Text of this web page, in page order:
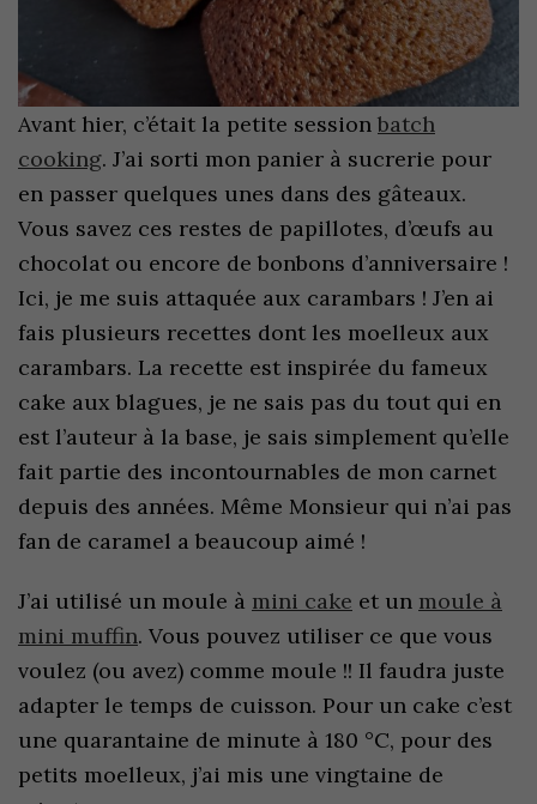
Avant hier, c’était la petite session batch
cooking. J’ai sorti mon panier à sucrerie pour
en passer quelques unes dans des gâteaux.
Vous savez ces restes de papillotes, d’œufs au
chocolat ou encore de bonbons d’anniversaire !
Ici, je me suis attaquée aux carambars ! J’en ai
fais plusieurs recettes dont les moelleux aux
carambars. La recette est inspirée du fameux
cake aux blagues, je ne sais pas du tout qui en
est l’auteur à la base, je sais simplement qu’elle
fait partie des incontournables de mon carnet
depuis des années. Même Monsieur qui n’ai pas
fan de caramel a beaucoup aimé !
J’ai utilisé un moule à mini cake et un moule à
mini muffin. Vous pouvez utiliser ce que vous
voulez (ou avez) comme moule !! Il faudra juste
adapter le temps de cuisson. Pour un cake c’est
une quarantaine de minute à 180 °C, pour des
petits moelleux, j’ai mis une vingtaine de